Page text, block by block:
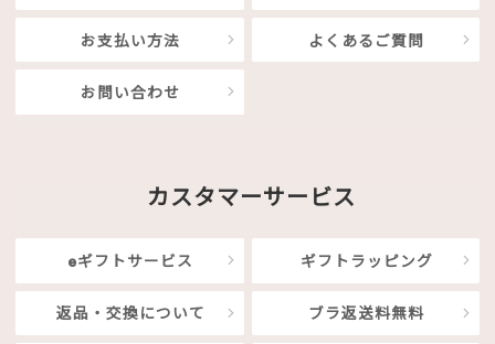
お支払い方法 よくあるご質問
お問い合わせ
カスタマーサービス
eギフトサービス ギフトラッピング
返品・交換について ブラ返送料無料